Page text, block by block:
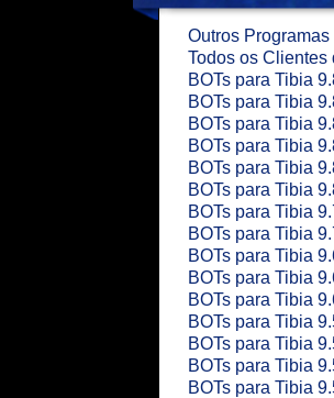
Outros Programas
Todos os Clientes
BOTs para Tibia
BOTs para Tibia
BOTs para Tibia
BOTs para Tibia
BOTs para Tibia
BOTs para Tibia
BOTs para Tibia
BOTs para Tibia
BOTs para Tibia
BOTs para Tibia
BOTs para Tibia
BOTs para Tibia
BOTs para Tibia
BOTs para Tibia
BOTs para Tibia